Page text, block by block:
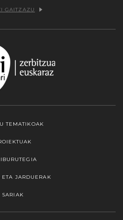
GAITZAZU
TEMATIKOAK
JARDUERAK
SARIAK